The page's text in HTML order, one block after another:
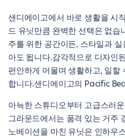
샌디에이고에서 바로 생활을 시
드 유닛만큼 완벽한 선택은 없습
주를 위한 공간이든, 스타일과
아도 됩니다.감각적으로 디자인
편안하게 머물며 생활하고, 일할
합니다.샌디에이고의 Pacific
아늑한 스튜디오부터 고급스러
그라운드에서는 품격 있는 거주
노베이션을 마친 유닛은 인하우